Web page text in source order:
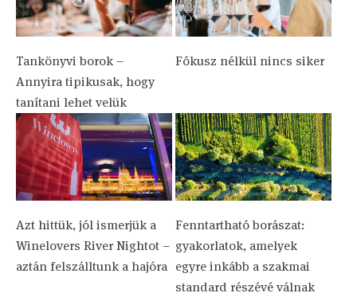
Tankönyvi borok –
Annyira tipikusak, hogy
tanítani lehet velük
Fókusz nélkül nincs siker
Azt hittük, jól ismerjük a
Winelovers River Nightot –
aztán felszálltunk a hajóra
Fenntartható borászat:
gyakorlatok, amelyek
egyre inkább a szakmai
standard részévé válnak